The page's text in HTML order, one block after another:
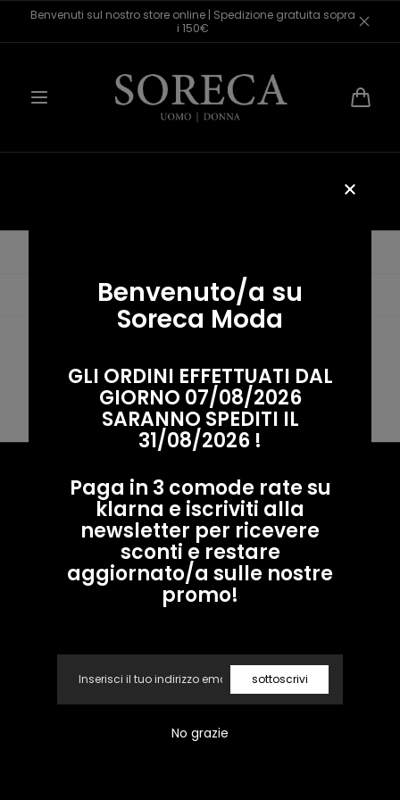
Salta al
Benvenuti sul nostro store online | Spedizione gratuita sopra
i 150€
Benvenuto/a su
Soreca Moda
GLI ORDINI EFFETTUATI DAL
GIORNO 07/08/2026
SARANNO SPEDITI IL
31/08/2026 !
Paga in 3 comode rate su
klarna e iscriviti alla
newsletter per ricevere
sconti e restare
aggiornato/a sulle nostre
promo!
Email
sottoscrivi
No grazie
Data, da più a meno recente
Nessun prodotto trovato
Usa meno filtri orimuovere i filtri
Soreca
Moda
Instagram
Link veloci